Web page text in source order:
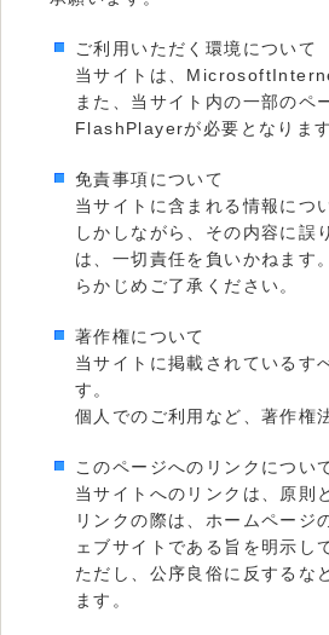
ご利用いただく環境について
当サイトは、
また、当サイト内の一部の
FlashPlayerが必要となります
免責事項について
当サイトに含まれる情報につ
しかしながら、その内容に誤
は、一切責任を負いかねます
らかじめご了承ください。
著作権について
当サイトに掲載されているす
す。
個人でのご利用など、著作権
このページへのリンクについ
当サイトへのリンクは、原則
リンクの際は、ホームペー
ェブサイトである旨を明示し
ただし、公序良俗に反するな
ます。